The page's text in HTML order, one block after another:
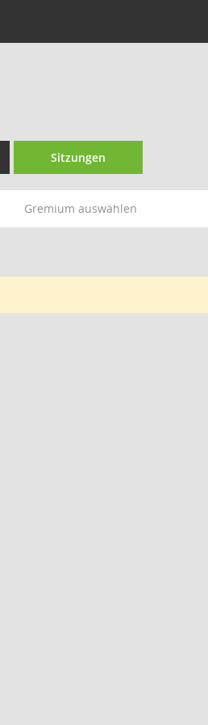
Sitzungen
Gremium auswählen